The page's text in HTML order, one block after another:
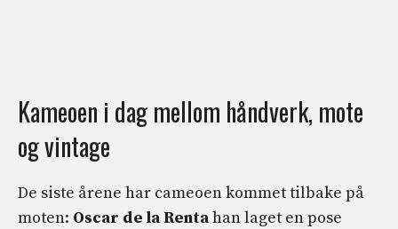
Kameoen i dag mellom håndverk, mote
og vintage
De siste årene har cameoen kommet tilbake på
moten: Oscar de la Rentahan laget en pose